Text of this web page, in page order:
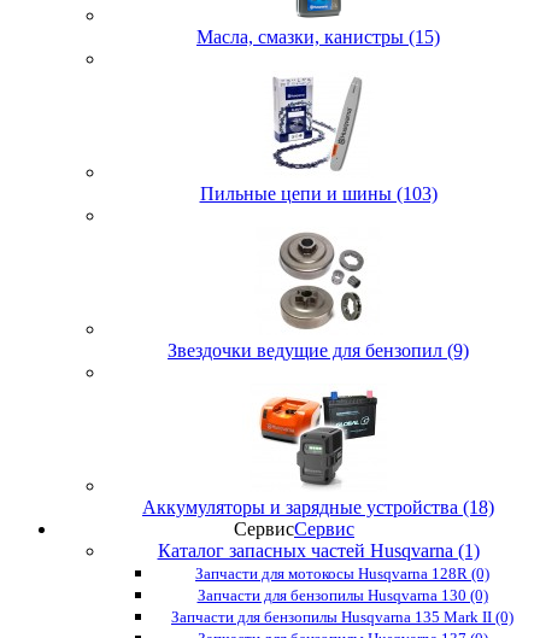
Масла, смазки, канистры (15)
Пильные цепи и шины (103)
Звездочки ведущие для бензопил (9)
Аккумуляторы и зарядные устройства (18)
СервисСервис
Каталог запасных частей Husqvarna (1)
Запчасти для мотокосы Husqvarna 128R (0)
Запчасти для бензопилы Husqvarna 130 (0)
Запчасти для бензопилы Husqvarna 135 Mark II (0)